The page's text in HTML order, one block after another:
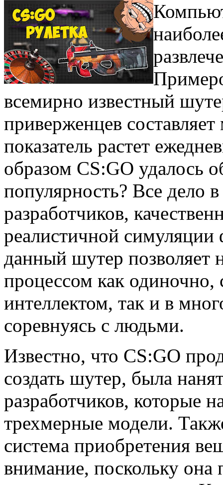
всемирно известный
приверженцев
показатель растет
образом CS:GO удалось
популярность? Все дело
разработчиков,
реалистичной
данный шутер позволяет
процессом как одиночно,
интеллектом, так и в
соревнуясь с людьми.
Известно, что CS:GO
создать шутер, была
разработчиков, которые
трехмерные модели.
система приобретения
внимание, поскольку она